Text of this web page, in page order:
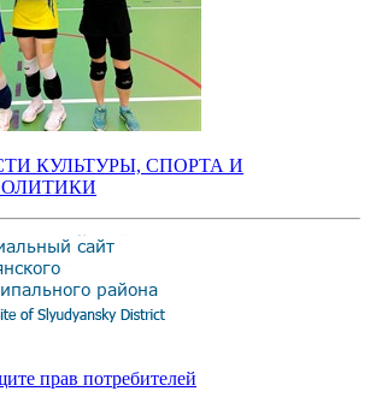
КУЛЬТУРЫ, СПОРТА И
прав потребителей